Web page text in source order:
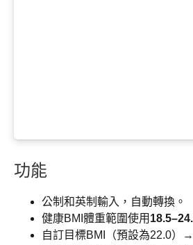
功能
公制和英制輸入，自動轉換。
健康BMI體重範圍使用
自訂目標BMI（預設為22.0）